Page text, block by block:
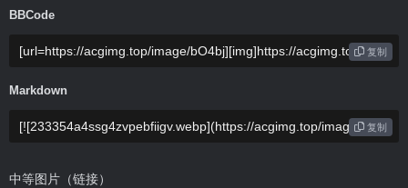
BBCode
复制
Markdown
复制
中等图片（链接）